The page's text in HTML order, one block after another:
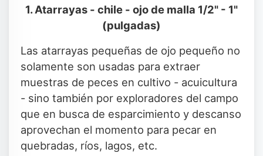
1. Atarrayas - chile - ojo de malla 1/2" - 1"
(pulgadas)
Las atarrayas pequeñas de ojo pequeño no
solamente son usadas para extraer
muestras de peces en cultivo - acuicultura
- sino también por exploradores del campo
que en busca de esparcimiento y descanso
aprovechan el momento para pecar en
quebradas, ríos, lagos, etc.